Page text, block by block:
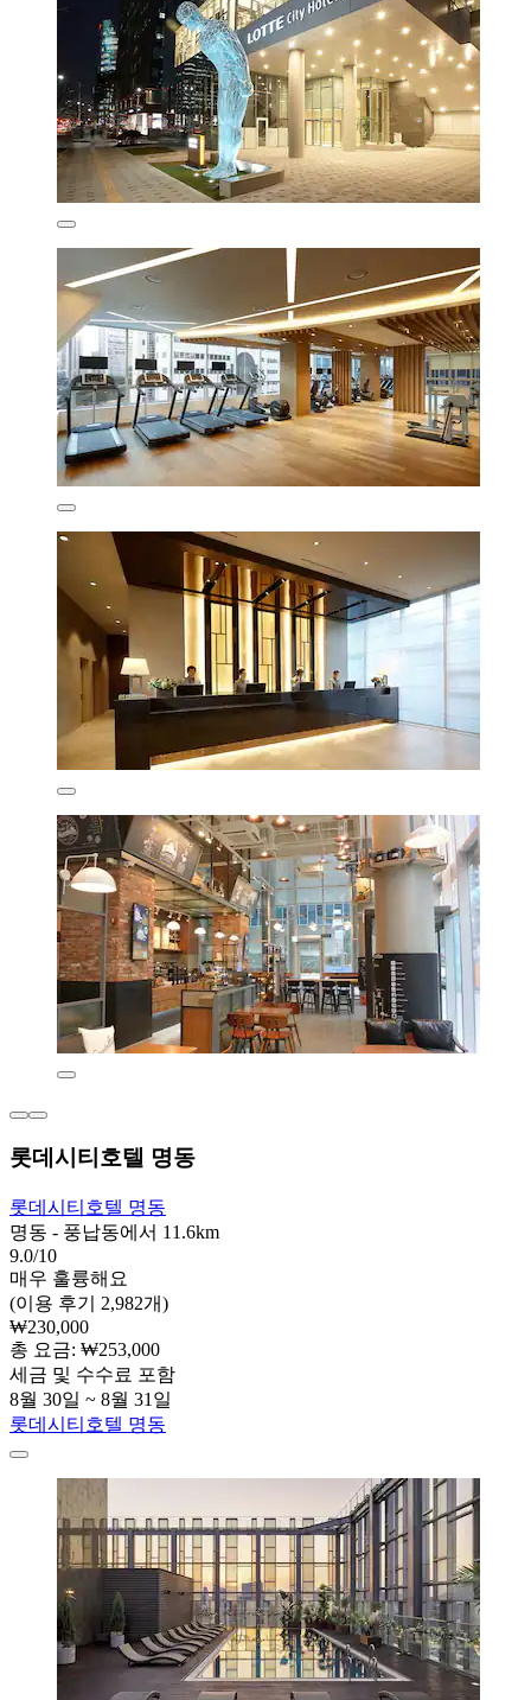
롯데시티호텔 명동
롯데시티호텔 명동
명동 - 풍납동에서 11.6km
9.0/10
매우 훌륭해요
(이용 후기 2,982개)
₩230,000
총 요금: ₩253,000
세금 및 수수료 포함
8월 30일 ~ 8월 31일
롯데시티호텔 명동